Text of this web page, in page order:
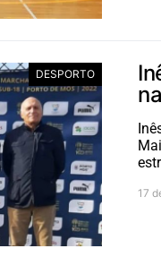
DESPORTO
17